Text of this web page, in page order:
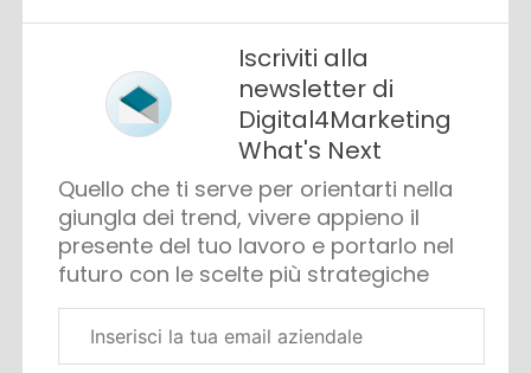
Iscriviti alla
newsletter di
Digital4Marketing
What's Next
Quello che ti serve per orientarti nella
giungla dei trend, vivere appieno il
presente del tuo lavoro e portarlo nel
futuro con le scelte più strategiche
aziendale